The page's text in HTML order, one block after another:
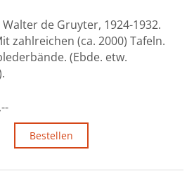
de Gruyter, 1924-1932.
zahlreichen (ca. 2000) Tafeln.
(Ebde. etw.
Bestellen